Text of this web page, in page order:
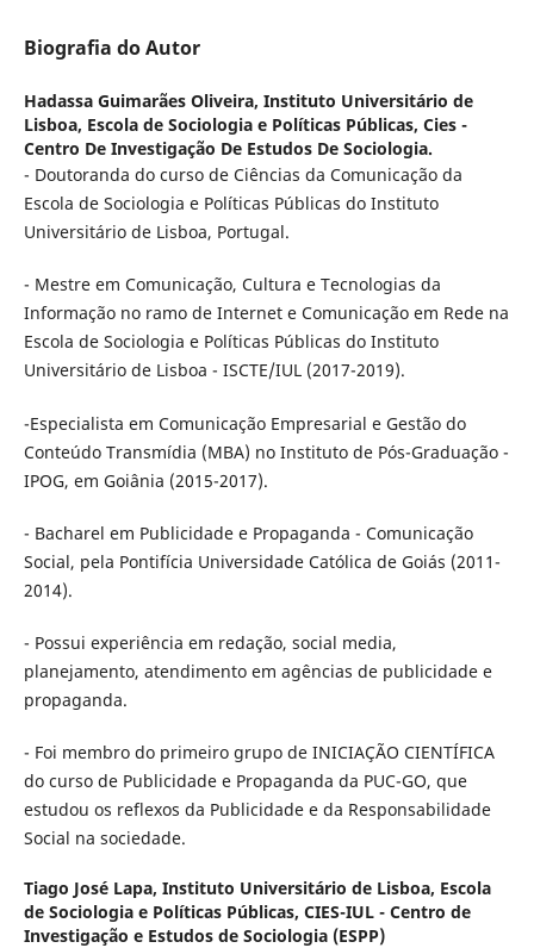
Biografia do Autor
Hadassa Guimarães Oliveira, Instituto Universitário de
Lisboa, Escola de Sociologia e Políticas Públicas, Cies -
Centro De Investigação De Estudos De Sociologia.
- Doutoranda do curso de Ciências da Comunicação da
Escola de Sociologia e Políticas Públicas do Instituto
Universitário de Lisboa, Portugal.
- Mestre em Comunicação, Cultura e Tecnologias da
Informação no ramo de Internet e Comunicação em Rede na
Escola de Sociologia e Políticas Públicas do Instituto
Universitário de Lisboa - ISCTE/IUL (2017-2019).
-Especialista em Comunicação Empresarial e Gestão do
Conteúdo Transmídia (MBA) no Instituto de Pós-Graduação -
IPOG, em Goiânia (2015-2017).
- Bacharel em Publicidade e Propaganda - Comunicação
Social, pela Pontifícia Universidade Católica de Goiás (2011-
2014).
- Possui experiência em redação, social media,
planejamento, atendimento em agências de publicidade e
propaganda.
- Foi membro do primeiro grupo de INICIAÇÃO CIENTÍFICA
do curso de Publicidade e Propaganda da PUC-GO, que
estudou os reflexos da Publicidade e da Responsabilidade
Social na sociedade.
Tiago José Lapa, Instituto Universitário de Lisboa, Escola
de Sociologia e Políticas Públicas, CIES-IUL - Centro de
Investigação e Estudos de Sociologia (ESPP)